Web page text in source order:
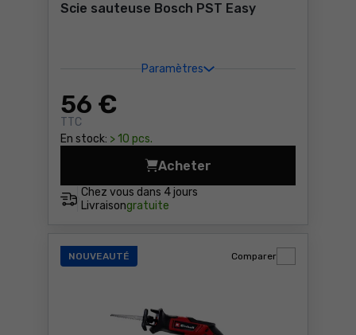
Scie sauteuse Bosch PST Easy
Paramètres
56 €
TTC
En stock: > 10 pcs.
Chez vous dans 4 jours
Livraisongratuite
Acheter
Scie sauteuse Bosch PST
NOUVEAUTÉ Comparer